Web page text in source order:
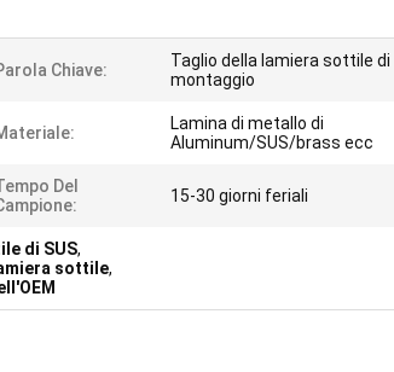
Chiave:
Taglio della lamiera sottile di
montaggio
Lamina di metallo di
Aluminum/SUS/brass ecc
Del
15-30 giorni feriali
di SUS,
sottile,